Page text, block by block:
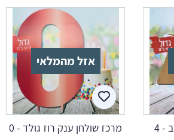
4
אזל מהמלאי
מרכז שולחן ענק רוז גולד - 0